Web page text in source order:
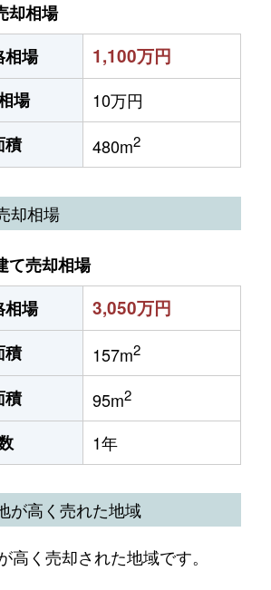
却相場
相場
1,100万円
場
10万円
積
480m2
却相場
て売却相場
相場
3,050万円
積 157m2
積 95m2
1年
が高く売れた地域
高く売却された地域です。